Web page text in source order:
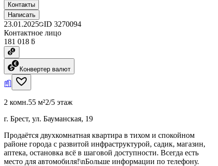
Контакты
Написать
23.01.2025 ID 3270094
Контактное лицо
181 018 ƃ
Конвертер валют
2 комн.55 м²2/5 этаж
г. Брест, ул. Бауманская, 19
Продаётся двухкомнатная квартира в тихом и спокойном
районе города с развитой инфраструктурой, садик, магазин,
аптека, остановка всё в шаговой доступности. Всегда есть
место для автомобиля!\nБольше информации по телефону.